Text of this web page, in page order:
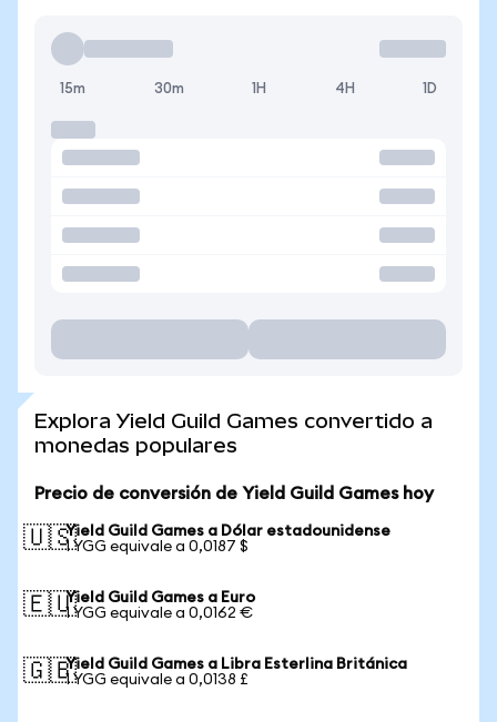
15m 30m 1H 4H 1D
Explora Yield Guild Games convertido a
monedas populares
Precio de conversión de Yield Guild Games hoy
🇺🇸Yield Guild Games a Dólar estadounidense
1 YGG equivale a 0,0187 $
🇪🇺Yield Guild Games a Euro
1 YGG equivale a 0,0162 €
🇬🇧Yield Guild Games a Libra Esterlina Británica
1 YGG equivale a 0,0138 £